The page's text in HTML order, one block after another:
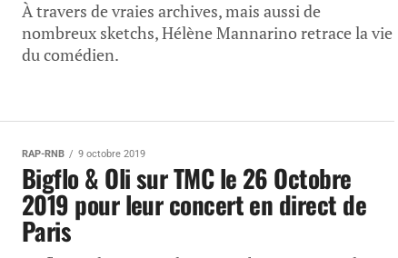
À travers de vraies archives, mais aussi de
nombreux sketchs, Hélène Mannarino retrace la vie
du comédien.
RAP-RNB 9 octobre 2019
Bigflo & Oli sur TMC le 26 Octobre
2019 pour leur concert en direct de
Paris